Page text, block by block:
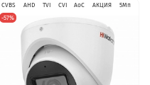
CVBS AHD TVI CVI AoC АКЦИЯ
5Мп
-57%